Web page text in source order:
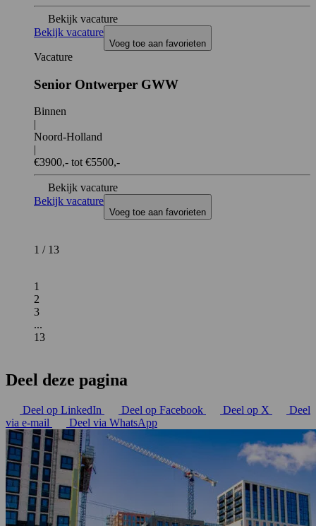
Bekijk vacature
Bekijk vacature
Voeg toe aan favorieten
Vacature
Senior Ontwerper GWW
Binnen
|
Noord-Holland
|
€3900,- tot €5500,-
Bekijk vacature
Bekijk vacature
Voeg toe aan favorieten
1 / 13
1
2
3
...
13
Deel deze pagina
Deel op LinkedIn Deel op Facebook Deel op X
Deel
via e-mail
Deel via WhatsApp